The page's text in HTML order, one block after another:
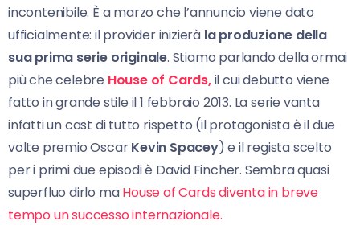
incontenibile. È a marzo che l’annuncio viene dato
ufficialmente: il provider inizierà la produzione della
sua prima serie originale. Stiamo parlando della ormai
più che celebre House of Cards,il cui debutto viene
fatto in grande stile il 1 febbraio 2013. La serie vanta
infatti un cast di tutto rispetto (il protagonista è il due
volte premio OscarKevin Spacey) e il regista scelto
per i primi due episodi è David Fincher. Sembra quasi
superfluo dirlo maHouse of Cards diventa in breve
tempo un successo internazionale.